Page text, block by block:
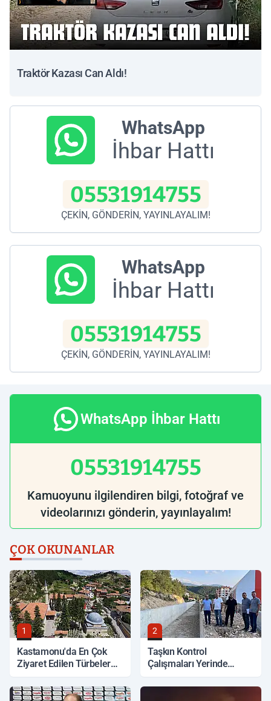
Traktör Kazası Can Aldı!
WhatsApp
İhbar Hattı
05531914755
ÇEKİN, GÖNDERİN, YAYINLAYALIM!
WhatsApp
İhbar Hattı
05531914755
ÇEKİN, GÖNDERİN, YAYINLAYALIM!
WhatsApp İhbar Hattı
05531914755
Kamuoyunu ilgilendiren bilgi, fotoğraf ve
videolarınızı gönderin, yayınlayalım!
ÇOK OKUNANLAR
1
Kastamonu'da En Çok
Ziyaret Edilen Türbeler
2
Taşkın Kontrol
Çalışmaları Yerinde